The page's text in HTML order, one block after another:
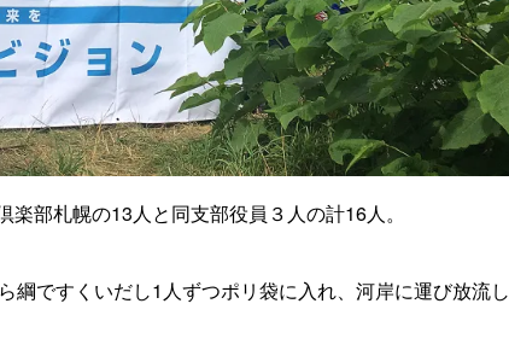
部札幌の13人と同支部役員３人の計16人。
ですくいだし1人ずつポリ袋に入れ、河岸に運び放流し